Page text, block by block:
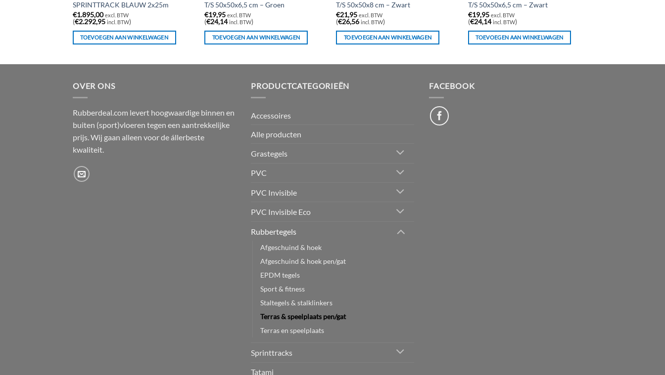
SPRINTTRACK BLAUW 2x25m
€1.895,00 excl. BTW
(€2.292,95 incl. BTW)
TOEVOEGEN AAN WINKELWAGEN
T/S 50x50x6,5 cm – Groen
€19,95 excl. BTW
(€24,14 incl. BTW)
TOEVOEGEN AAN WINKELWAGEN
T/S 50x50x8 cm – Zwart
€21,95 excl. BTW
(€26,56 incl. BTW)
TOEVOEGEN AAN WINKELWAGEN
T/S 50x50x6,5 cm – Zwart
€19,95 excl. BTW
(€24,14 incl. BTW)
TOEVOEGEN AAN WINKELWAGEN
OVER ONS
Rubberdeal.com levert hoogwaardige binnen en
buiten (sport)vloeren tegen een aantrekkelijke
prijs. Wij gaan alleen voor de állerbeste
kwaliteit.
PRODUCTCATEGORIEËN
Accessoires
Alle producten
Grastegels
PVC
PVC Invisible
PVC Invisible Eco
Rubbertegels
Afgeschuind & hoek
Afgeschuind & hoek pen/gat
EPDM tegels
Sport & fitness
Staltegels & stalklinkers
Terras & speelplaats pen/gat
Terras en speelplaats
Sprinttracks
Tatami
FACEBOOK